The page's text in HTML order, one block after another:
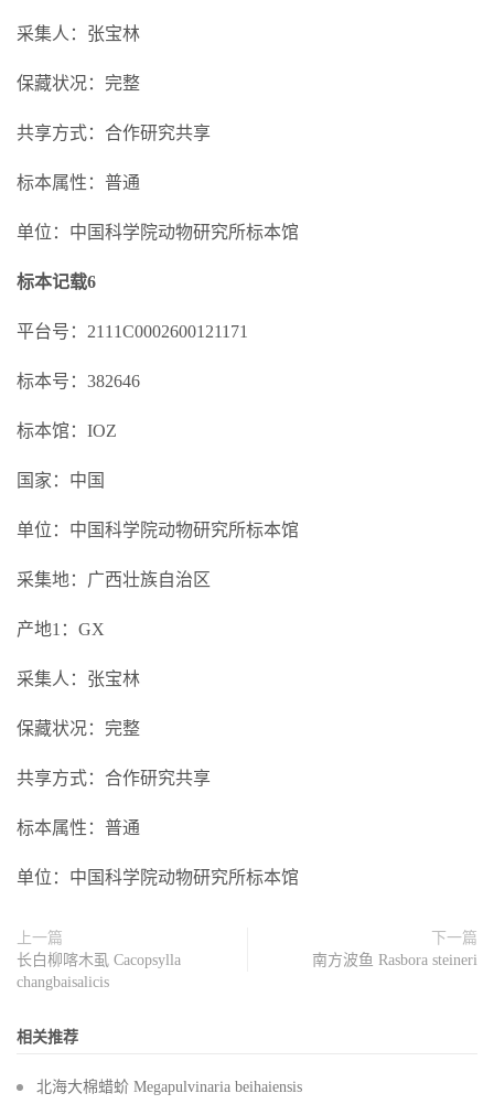
采集人：张宝林
保藏状况：完整
共享方式：合作研究共享
标本属性：普通
单位：中国科学院动物研究所标本馆
标本记载6
平台号：2111C0002600121171
标本号：382646
标本馆：IOZ
国家：中国
单位：中国科学院动物研究所标本馆
采集地：广西壮族自治区
产地1：GX
采集人：张宝林
保藏状况：完整
共享方式：合作研究共享
标本属性：普通
单位：中国科学院动物研究所标本馆
上一篇
长白柳喀木虱 Cacopsylla
changbaisalicis
下一篇
南方波鱼 Rasbora steineri
相关推荐
北海大棉蜡蚧 Megapulvinaria beihaiensis